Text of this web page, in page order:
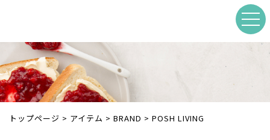
トップページ > アイテム > BRAND > POSH LIVING